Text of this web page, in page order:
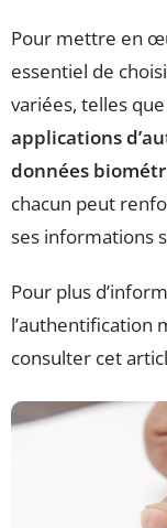
Pour mettre en
essentiel de
variées, telles
applications
données
chacun peut
ses informations
Pour plus
l’authentification
consulter cet